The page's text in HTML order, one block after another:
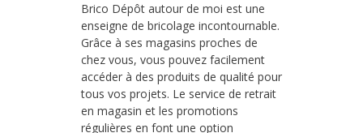
Brico Dépôt autour de moi est une
enseigne de bricolage incontournable.
Grâce à ses magasins proches de
chez vous, vous pouvez facilement
accéder à des produits de qualité pour
tous vos projets. Le service de retrait
en magasin et les promotions
régulières en font une option